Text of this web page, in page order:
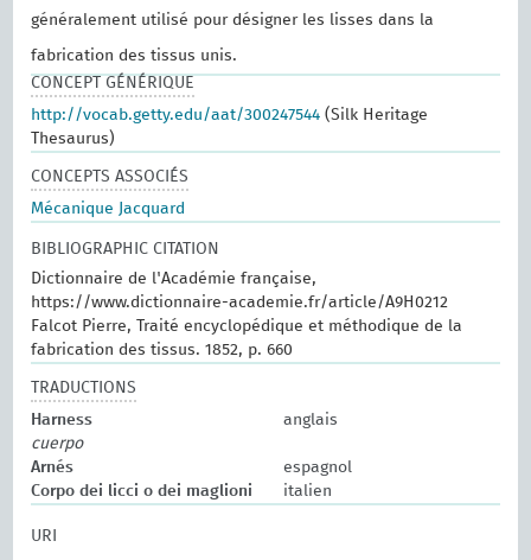
généralement utilisé pour désigner les lisses dans la
fabrication des tissus unis.
CONCEPT GÉNÉRIQUE
http://vocab.getty.edu/aat/300247544 (Silk Heritage
Thesaurus)
CONCEPTS ASSOCIÉS
Mécanique Jacquard
BIBLIOGRAPHIC CITATION
Dictionnaire de l'Académie française,
https://www.dictionnaire-academie.fr/article/A9H0212
Falcot Pierre, Traité encyclopédique et méthodique de la
fabrication des tissus. 1852, p. 660
TRADUCTIONS
Harness
anglais
cuerpo
Arnés
espagnol
Corpo dei licci o dei maglioni
italien
URI